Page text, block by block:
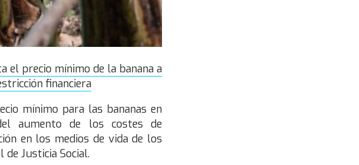
el precio mínimo de la banana a
financiera
mínimo para las bananas en
aumento de los costes de
en los medios de vida de los
de Justicia Social.